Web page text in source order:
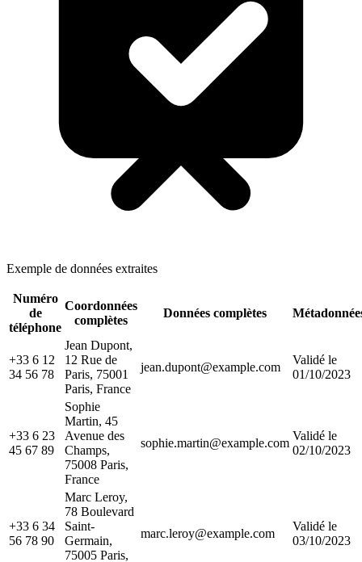
Exemple de données extraites
Numéro
de
téléphone
Coordonnées
complètes
Données complètes
+33 6 12
34 56 78
Jean Dupont,
12 Rue de
Paris, 75001
Paris, France
jean.dupont@example.com
Validé le
01/10/2023
+33 6 23
45 67 89
Sophie
Martin, 45
Avenue des
Champs,
75008 Paris,
France
sophie.martin@example.com
Validé le
02/10/2023
+33 6 34
56 78 90
Marc Leroy,
78 Boulevard
Saint-
Germain,
75005 Paris,
marc.leroy@example.com
Validé le
03/10/2023